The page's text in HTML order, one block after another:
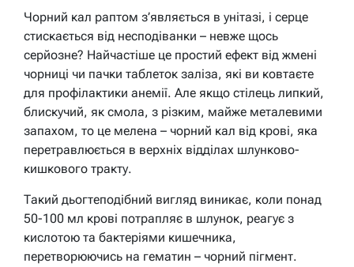
Чорний кал раптом з’являється в унітазі, і серце
стискається від несподіванки – невже щось
серйозне? Найчастіше це простий ефект від жмені
чорниці чи пачки таблеток заліза, які ви ковтаєте
для профілактики анемії. Але якщо стілець липкий,
блискучий, як смола, з різким, майже металевими
запахом, то це мелена – чорний кал від крові, яка
перетравлюється в верхніх відділах шлунково-
кишкового тракту.
Такий дьогтеподібний вигляд виникає, коли понад
50-100 мл крові потрапляє в шлунок, реагує з
кислотою та бактеріями кишечника,
перетворюючись на гематин – чорний пігмент.